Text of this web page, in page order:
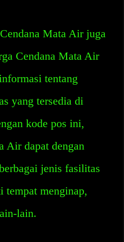
Mata Air juga
Cendana Mata Air
tentang
yang tersedia di
kode pos ini,
Air dapat dengan
jenis fasilitas
tempat menginap,
lain.